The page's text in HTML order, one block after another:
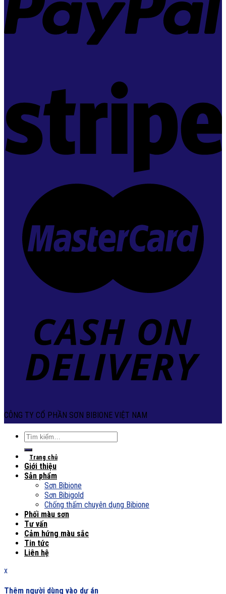
CÔNG TY CỔ PHẦN SƠN BIBIONE VIỆT NAM
Tìm
kiếm:
Trang chủ
Giới thiệu
Sản phẩm
Sơn Bibione
Sơn Bibigold
Chống thấm chuyên dụng Bibione
Phối màu sơn
Tư vấn
Cảm hứng màu sắc
Tin tức
Liên hệ
x
Thêm người dùng vào dự án